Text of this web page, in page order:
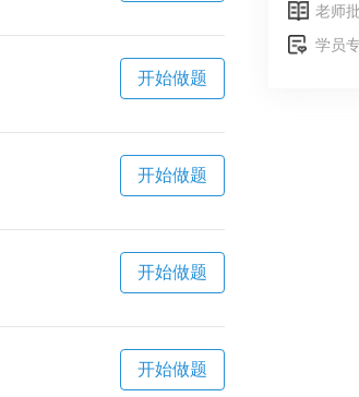
开始做题
开始做题
开始做题
开始做题
老师
学员